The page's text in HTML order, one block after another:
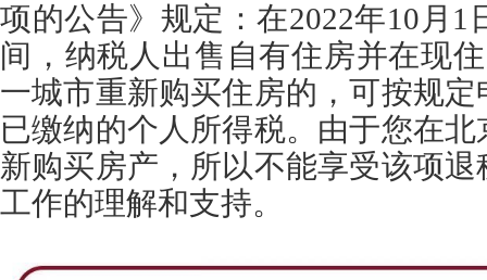
项的公告》规定：在2022年10月1
间，纳税人出售自有住房并在现
一城市重新购买住房的，可按规
已缴纳的个人所得税。由于您在
新购买房产，所以不能享受该项
工作的理解和支持。